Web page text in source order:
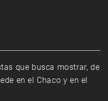
que busca mostrar, de
en el Chaco y en el